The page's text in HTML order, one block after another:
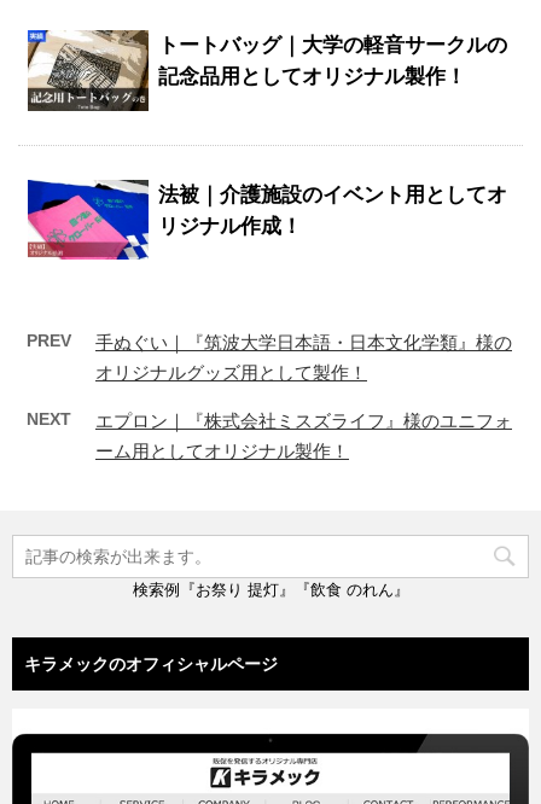
トートバッグ｜大学の軽音サークルの
記念品用としてオリジナル製作！
法被｜介護施設のイベント用としてオ
リジナル作成！
PREV
手ぬぐい｜『筑波大学日本語・日本文化学類』様の
オリジナルグッズ用として製作！
NEXT
エプロン｜『株式会社ミスズライフ』様のユニフォ
ーム用としてオリジナル製作！
検索例『お祭り 提灯』『飲食 のれん』
キラメックのオフィシャルページ